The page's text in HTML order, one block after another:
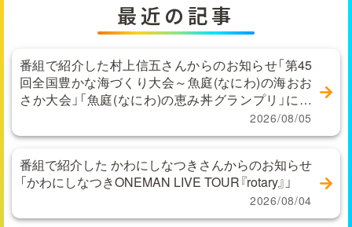
最近の記事
番組で紹介した村上信五さんからのお知らせ「第45
回全国豊かな海づくり大会～魚庭(なにわ)の海おお
さか大会」「魚庭(なにわ)の恵み丼グランプリ」に関
2026/08/05
番組で紹介した かわにしなつきさんからのお知らせ
「かわにしなつきONEMAN LIVE TOUR『rotary』」
2026/08/04